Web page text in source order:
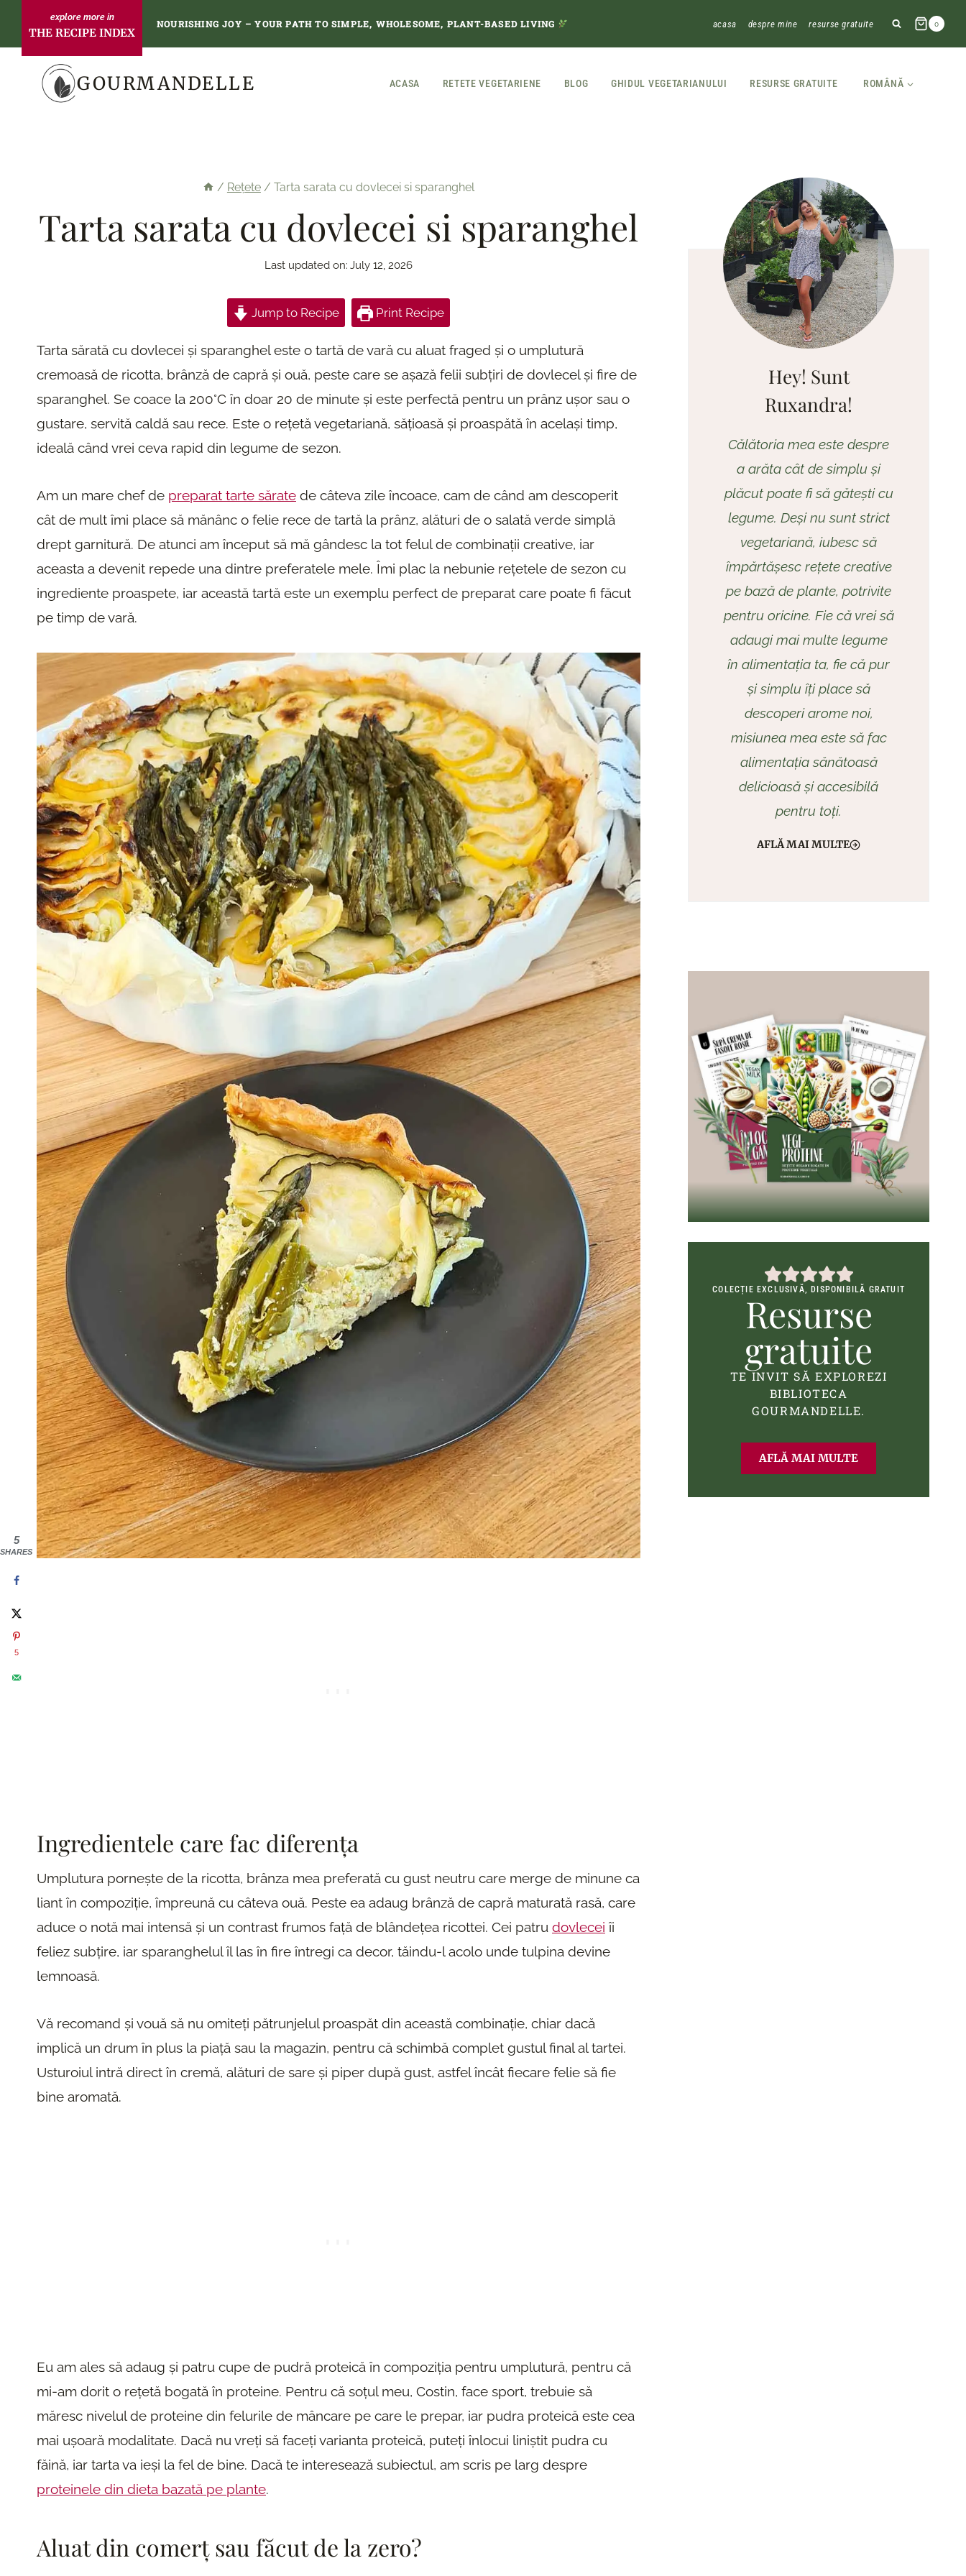
content
THE RECIPE INDEX
NOURISHING JOY – YOUR PATH TO SIMPLE, WHOLESOME, PLANT-BASED LIVING acasa despre mine resurse gratuite 0
GOURMANDELLE ACASA RETETE VEGETARIENE BLOG GHIDUL VEGETARIANULUI RESURSE GRATUITE ROMÂNĂ
/ Rețete / Tarta sarata cu dovlecei si sparanghel
Tarta sarata cu dovlecei si sparanghel
Last updated on: July 12, 2026
Jump to Recipe Print Recipe
Tarta sărată cu dovlecei și sparanghel este o tartă de vară cu aluat fraged și o umplutură
cremoasă de ricotta, brânză de capră și ouă, peste care se așază felii subțiri de dovlecel și fire de
sparanghel. Se coace la 200°C în doar 20 de minute și este perfectă pentru un prânz ușor sau o
gustare, servită caldă sau rece. Este o rețetă vegetariană, sățioasă și proaspătă în același timp,
ideală când vrei ceva rapid din legume de sezon.
Am un mare chef de preparat tarte sărate de câteva zile încoace, cam de când am descoperit
cât de mult îmi place să mănânc o felie rece de tartă la prânz, alături de o salată verde simplă
drept garnitură. De atunci am început să mă gândesc la tot felul de combinații creative, iar
aceasta a devenit repede una dintre preferatele mele. Îmi plac la nebunie rețetele de sezon cu
ingrediente proaspete, iar această tartă este un exemplu perfect de preparat care poate fi făcut
pe timp de vară.
Ingredientele care fac diferența
Umplutura pornește de la ricotta, brânza mea preferată cu gust neutru care merge de minune ca
liant în compoziție, împreună cu câteva ouă. Peste ea adaug brânză de capră maturată rasă, care
aduce o notă mai intensă și un contrast frumos față de blândețea ricottei. Cei patru dovlecei îi
feliez subțire, iar sparanghelul îl las în fire întregi ca decor, tăindu-l acolo unde tulpina devine
lemnoasă.
Vă recomand și vouă să nu omiteți pătrunjelul proaspăt din această combinație, chiar dacă
implică un drum în plus la piață sau la magazin, pentru că schimbă complet gustul final al tartei.
Usturoiul intră direct în cremă, alături de sare și piper după gust, astfel încât fiecare felie să fie
bine aromată.
Eu am ales să adaug și patru cupe de pudră proteică în compoziția pentru umplutură, pentru că
mi-am dorit o rețetă bogată în proteine. Pentru că soțul meu, Costin, face sport, trebuie să
măresc nivelul de proteine din felurile de mâncare pe care le prepar, iar pudra proteică este cea
mai ușoară modalitate. Dacă nu vreți să faceți varianta proteică, puteți înlocui liniștit pudra cu
făină, iar tarta va ieși la fel de bine. Dacă te interesează subiectul, am scris pe larg despre
proteinele din dieta bazată pe plante.
Aluat din comerț sau făcut de la zero?
Hey! Sunt
Ruxandra!
Călătoria mea este despre
a arăta cât de simplu și
plăcut poate fi să gătești cu
legume. Deși nu sunt strict
vegetariană, iubesc să
împărtășesc rețete creative
pe bază de plante, potrivite
pentru oricine. Fie că vrei să
adaugi mai multe legume
în alimentația ta, fie că pur
și simplu îți place să
descoperi arome noi,
misiunea mea este să fac
alimentația sănătoasă
delicioasă și accesibilă
pentru toți.
AFLĂ MAI MULTE
COLECȚIE EXCLUSIVĂ, DISPONIBILĂ GRATUIT
Resurse
gratuite
TE INVIT SĂ EXPLOREZI
BIBLIOTECA
GOURMANDELLE.
AFLĂ MAI MULTE
5
SHARES
5